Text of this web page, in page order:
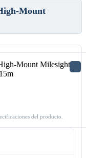
Mount
del producto.